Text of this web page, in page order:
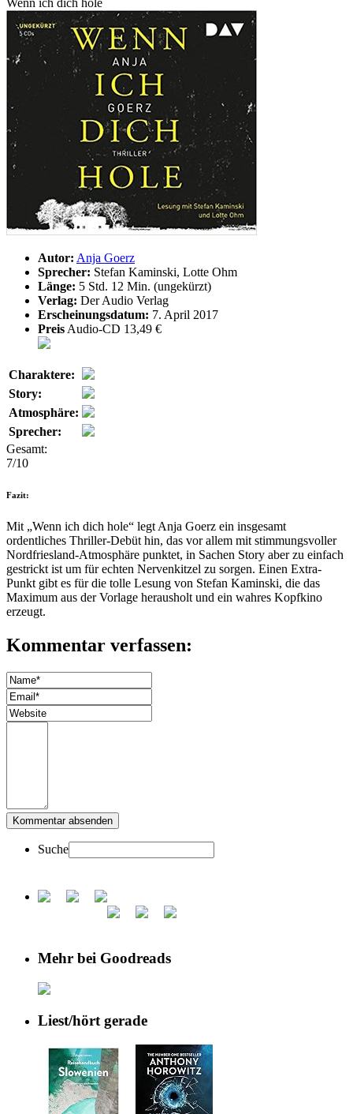
Wenn ich dich hole
Autor: Anja Goerz
Sprecher: Stefan Kaminski, Lotte Ohm
Länge: 5 Std. 12 Min. (ungekürzt)
Verlag: Der Audio Verlag
Erscheinungsdatum: 7. April 2017
Preis Audio-CD 13,49 €
Charaktere:
Story:
Atmosphäre:
Sprecher:
Gesamt:
7/10
Fazit:
Mit „Wenn ich dich hole“ legt Anja Goerz ein insgesamt
ordentliches Thriller-Debüt hin, das vor allem mit stimmungsvoller
Nordfriesland-Atmosphäre punktet, in Sachen Story aber zu einfach
gestrickt ist um für echten Nervenkitzel zu sorgen. Einen Extra-
Punkt gibt es für die tolle Lesung von Stefan Kaminski, die das
Maximum aus der Vorlage herausholt und ein wahres Kopfkino
erzeugt.
Kommentar verfassen:
Suche
Mehr bei Goodreads
Liest/hört gerade